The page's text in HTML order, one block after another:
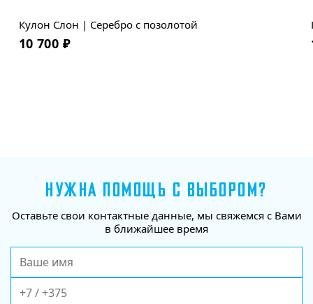
Кулон Слон | Серебро с позолотой
10 700 ₽
НУЖНА ПОМОЩЬ С ВЫБОРОМ?
Оставьте свои контактные данные, мы свяжемся с Вами
в ближайшее время